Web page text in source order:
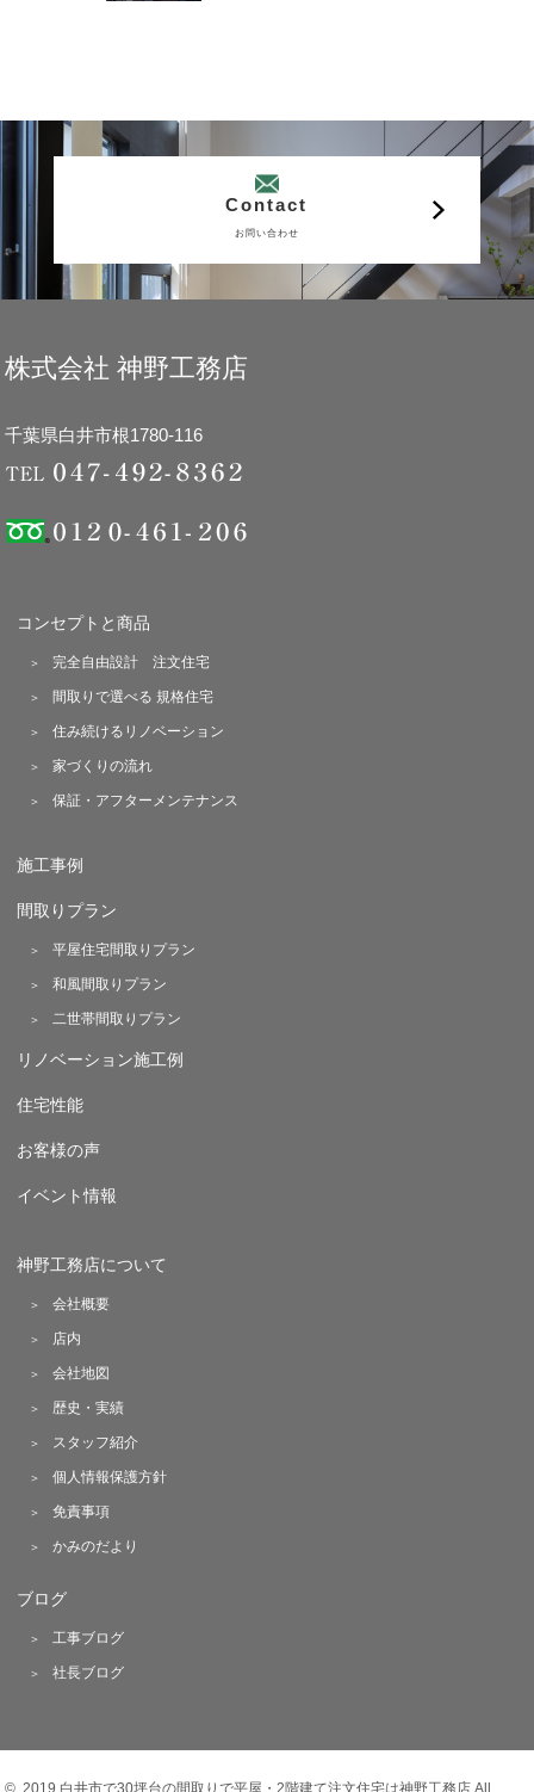
Contact
お問い合わせ
株式会社 神野工務店
千葉県白井市根1780-116
コンセプトと商品
完全自由設計 注文住宅
間取りで選べる 規格住宅
住み続けるリノベーション
家づくりの流れ
保証・アフターメンテナンス
施工事例
間取りプラン
平屋住宅間取りプラン
和風間取りプラン
二世帯間取りプラン
リノベーション施工例
住宅性能
お客様の声
イベント情報
神野工務店について
会社概要
店内
会社地図
歴史・実績
スタッフ紹介
個人情報保護方針
免責事項
かみのだより
ブログ
工事ブログ
社長ブログ
© 2019 白井市で30坪台の間取りで平屋・2階建て注文住宅は神野工務店 All